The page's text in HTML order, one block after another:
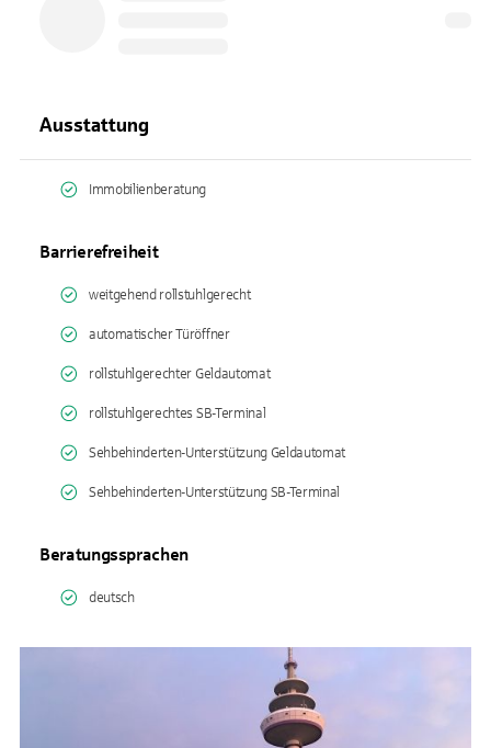
Ausstattung
Immobilienberatung
Barrierefreiheit
weitgehend rollstuhlgerecht
automatischer Türöffner
rollstuhlgerechter Geldautomat
rollstuhlgerechtes SB-Terminal
Sehbehinderten-Unterstützung Geldautomat
Sehbehinderten-Unterstützung SB-Terminal
Beratungssprachen
deutsch